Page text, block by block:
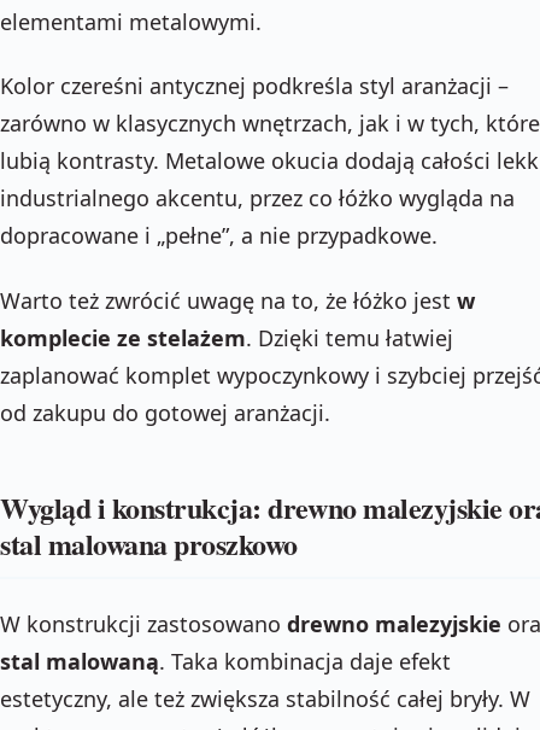
elementami metalowymi.
Kolor czereśni antycznej podkreśla styl aranżacji –
zarówno w klasycznych wnętrzach, jak i w tych, które
lubią kontrasty. Metalowe okucia dodają całości
industrialnego akcentu, przez co łóżko wygląda na
dopracowane i „pełne”, a nie przypadkowe.
Warto też zwrócić uwagę na to, że łóżko jest w
komplecie ze stelażem. Dzięki temu łatwiej
zaplanować komplet wypoczynkowy i szybciej
od zakupu do gotowej aranżacji.
Wygląd i konstrukcja: drewno malezyjskie
stal malowana proszkowo
W konstrukcji zastosowano drewno malezyjskie
stal malowaną. Taka kombinacja daje efekt
estetyczny, ale też zwiększa stabilność całej bryły. W